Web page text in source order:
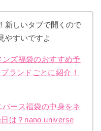
新しいタブで開くので
やすいですよ
ンズ福袋のおすすめ予
ランドごとに紹介！
バース福袋の中身をネ
は？nano universe